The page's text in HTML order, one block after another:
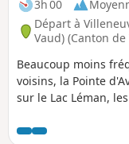
3h 00
Départ à
Vaud) (Canton de
Beaucoup moins
voisins, la Pointe
sur le Lac Léman,